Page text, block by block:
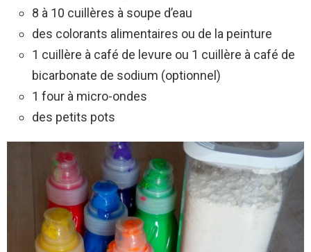
8 à 10 cuillères à soupe d’eau
des colorants alimentaires ou de la peinture
1 cuillère à café de levure ou 1 cuillère à café de
bicarbonate de sodium (optionnel)
1 four à micro-ondes
des petits pots